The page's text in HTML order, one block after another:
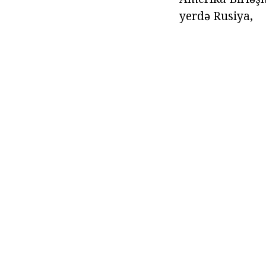
yerdə Rusiya,